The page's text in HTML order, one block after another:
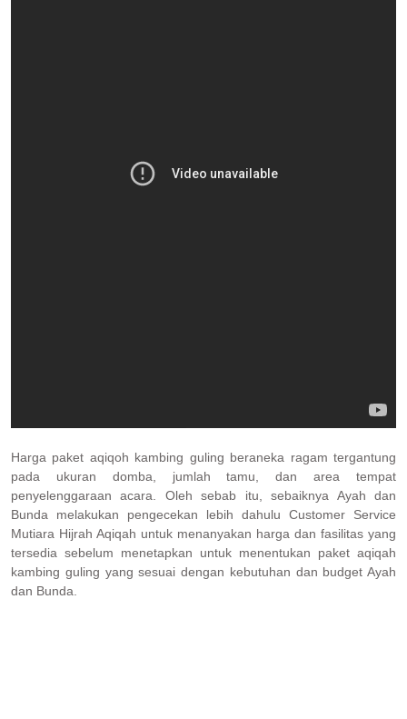
Harga paket aqiqoh kambing guling beraneka ragam tergantung
pada ukuran domba, jumlah tamu, dan area tempat
penyelenggaraan acara. Oleh sebab itu, sebaiknya Ayah dan
Bunda melakukan pengecekan lebih dahulu Customer Service
Mutiara Hijrah Aqiqah untuk menanyakan harga dan fasilitas yang
tersedia sebelum menetapkan untuk menentukan paket aqiqah
kambing guling yang sesuai dengan kebutuhan dan budget Ayah
dan Bunda.